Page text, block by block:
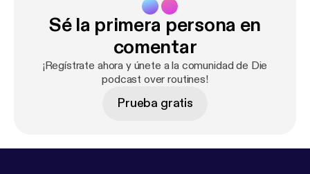
] for more information.
Sé la primera persona en
comentar
¡Regístrate ahora y únete a la comunidad de Die
podcast over routines!
Prueba gratis